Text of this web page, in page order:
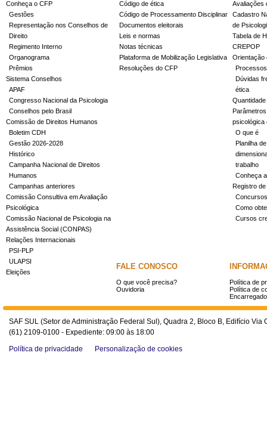
Conheça o CFP
Gestões
Representação nos Conselhos de
Direito
Regimento Interno
Organograma
Prêmios
Sistema Conselhos
APAF
Congresso Nacional da Psicologia
Conselhos pelo Brasil
Comissão de Direitos Humanos
Boletim CDH
Gestão 2026-2028
Histórico
Campanha Nacional de Direitos
Humanos
Campanhas anteriores
Comissão Consultiva em Avaliação
Psicológica
Comissão Nacional de Psicologia na
Assistência Social (CONPAS)
Relações Internacionais
PSI-PLP
ULAPSI
Eleições
Código de ética
Código de Processamento Disciplinar
Documentos eleitorais
Leis e normas
Notas técnicas
Plataforma de Mobilização Legislativa
Resoluções do CFP
Avaliações
Cadastro
de
Tabela de
CREPOP
Orientação
Dúvidas
ética
psicológica
O que é
Planilha
trabalho
Conheça
Registro
Concursos
Como
Cursos
FALE CONOSCO
O que você precisa?
Ouvidoria
Política de
Política de
SAF SUL (Setor de Administração Federal Sul), Quadra 2, Bloco B, Edifício
(61) 2109-0100 - Expediente: 09:00 às 18:00
Política de privacidade
Personalização de cookies